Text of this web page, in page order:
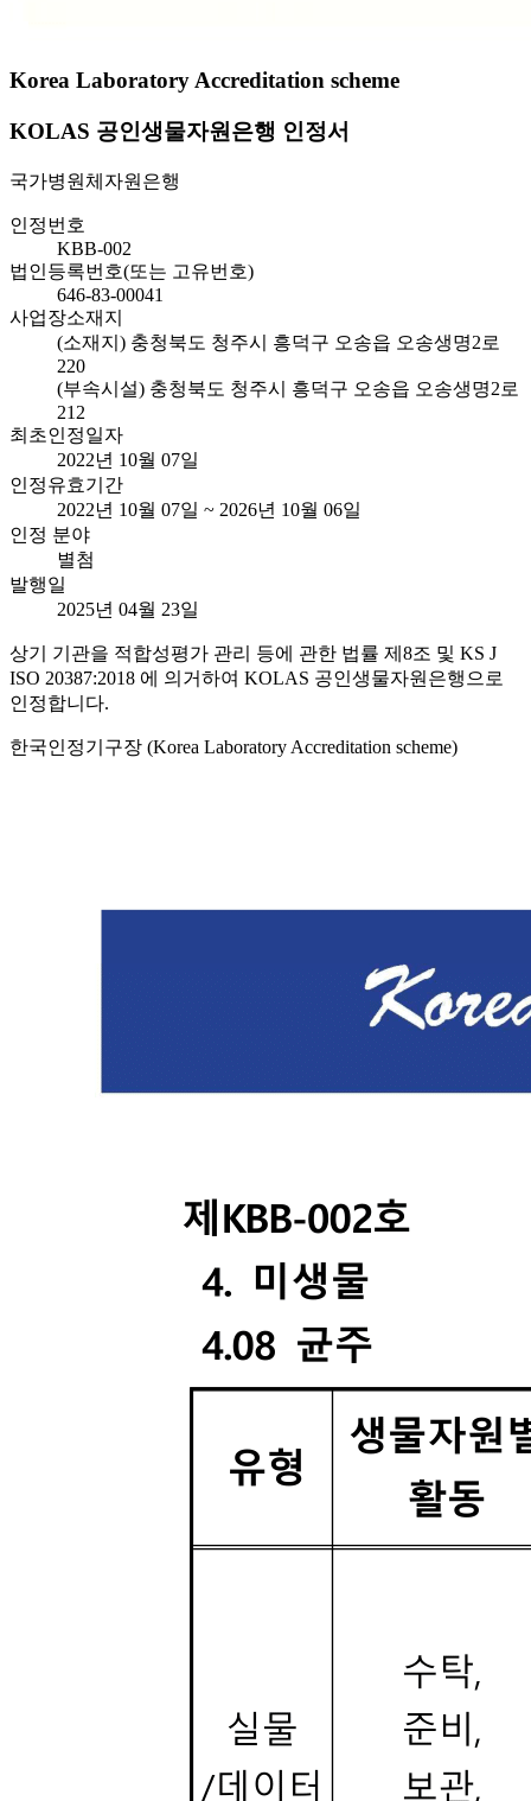
Korea Laboratory Accreditation scheme
KOLAS 공인생물자원은행 인정서
국가병원체자원은행
인정번호
KBB-002
법인등록번호(또는 고유번호)
646-83-00041
사업장소재지
(소재지) 충청북도 청주시 흥덕구 오송읍 오송생명2로
220
(부속시설) 충청북도 청주시 흥덕구 오송읍 오송생명2로
212
최초인정일자
2022년 10월 07일
인정유효기간
2022년 10월 07일 ~ 2026년 10월 06일
인정 분야
별첨
발행일
2025년 04월 23일
상기 기관을 적합성평가 관리 등에 관한 법률 제8조 및 KS J
ISO 20387:2018 에 의거하여 KOLAS 공인생물자원은행으로
인정합니다.
한국인정기구장 (Korea Laboratory Accreditation scheme)